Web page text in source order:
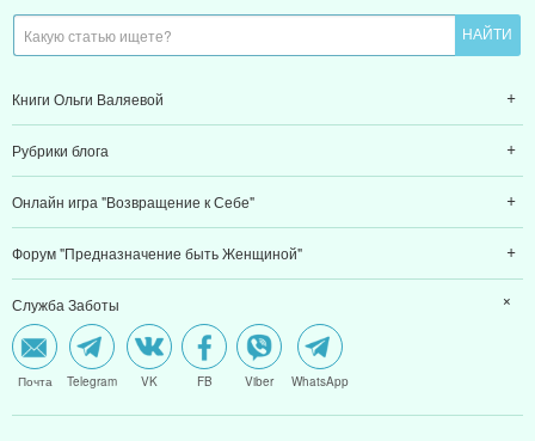
Книги Ольги Валяевой
Рубрики блога
Онлайн игра "Возвращение к Себе"
Форум "Предназначение быть Женщиной"
Служба Заботы
Почта Telegram VK FB Viber WhatsApp